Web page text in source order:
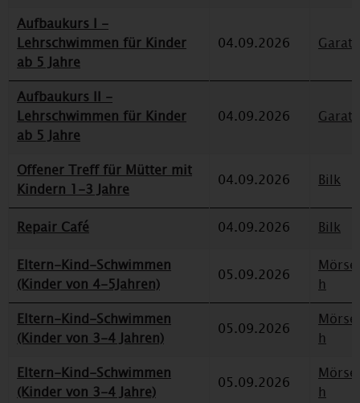
Aufbaukurs I -
Lehrschwimmen für Kinder
ab 5 Jahre
04.09.2026 Garath
Aufbaukurs II -
Lehrschwimmen für Kinder
ab 5 Jahre
04.09.2026 Garath
Offener Treff für Mütter mit
Kindern 1-3 Jahre
04.09.2026 Bilk
Repair Café 04.09.2026
Bilk
Eltern-Kind-Schwimmen
(Kinder von 4-5Jahren)
05.09.2026
h
Eltern-Kind-Schwimmen
(Kinder von 3-4 Jahren)
05.09.2026
h
Eltern-Kind-Schwimmen
(Kinder von 3-4 Jahre)
05.09.2026
h